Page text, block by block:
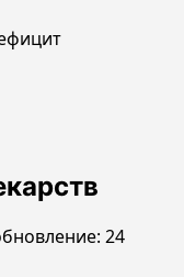
24